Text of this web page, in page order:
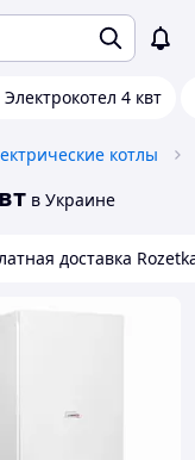
Электрокотел 4 квт
котлы
в Украине
доставка